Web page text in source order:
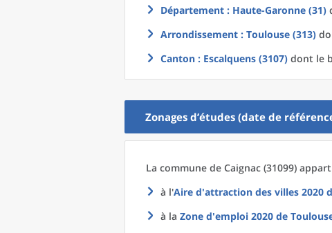
Département : Haute-Garonne (31)
Arrondissement : Toulouse (313)
Canton : Escalquens (3107) dont le
Zonages d’études (date de
La commune de Caignac (31099)
à l'Aire d'attraction des villes 2020
à la Zone d'emploi 2020 de